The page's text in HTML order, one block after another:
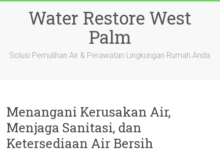
Water Restore West
Palm
Solusi Pemulihan Air & Perawatan Lingkungan Rumah Anda
Menangani Kerusakan Air,
Menjaga Sanitasi, dan
Ketersediaan Air Bersih